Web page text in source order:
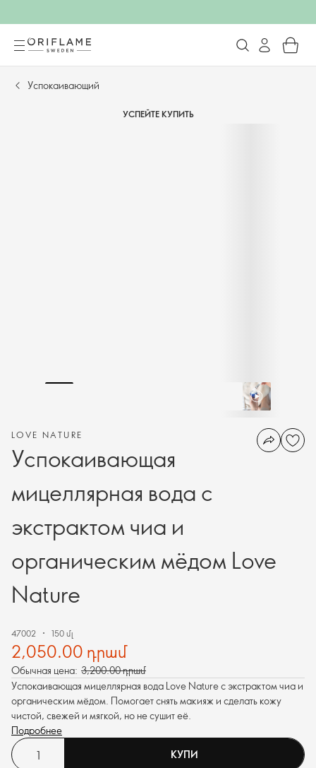
Успокаивающий
УСПЕЙТЕ КУПИТЬ
LOVE NATURE
Успокаивающая
мицеллярная вода с
экстрактом чиа и
органическим мёдом Love
Nature
47002 150 մլ
2,050.00 դրամ
Обычная цена: 3,200.00 դրամ
Успокаивающая мицеллярная вода Love Nature с экстрактом чиа и
органическим мёдом. Помогает снять макияж и сделать кожу
чистой, свежей и мягкой, но не сушит её.
Подробнее
КУПИ